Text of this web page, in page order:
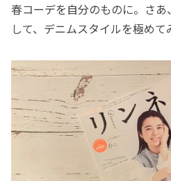
春コーデを自分のものに。さ
して、デニムスタイルを極めて